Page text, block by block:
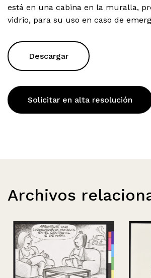
está en una cabina en la muralla,
vidrio, para su uso en caso de
Descargar
Solicitar en alta resolución
Archivos